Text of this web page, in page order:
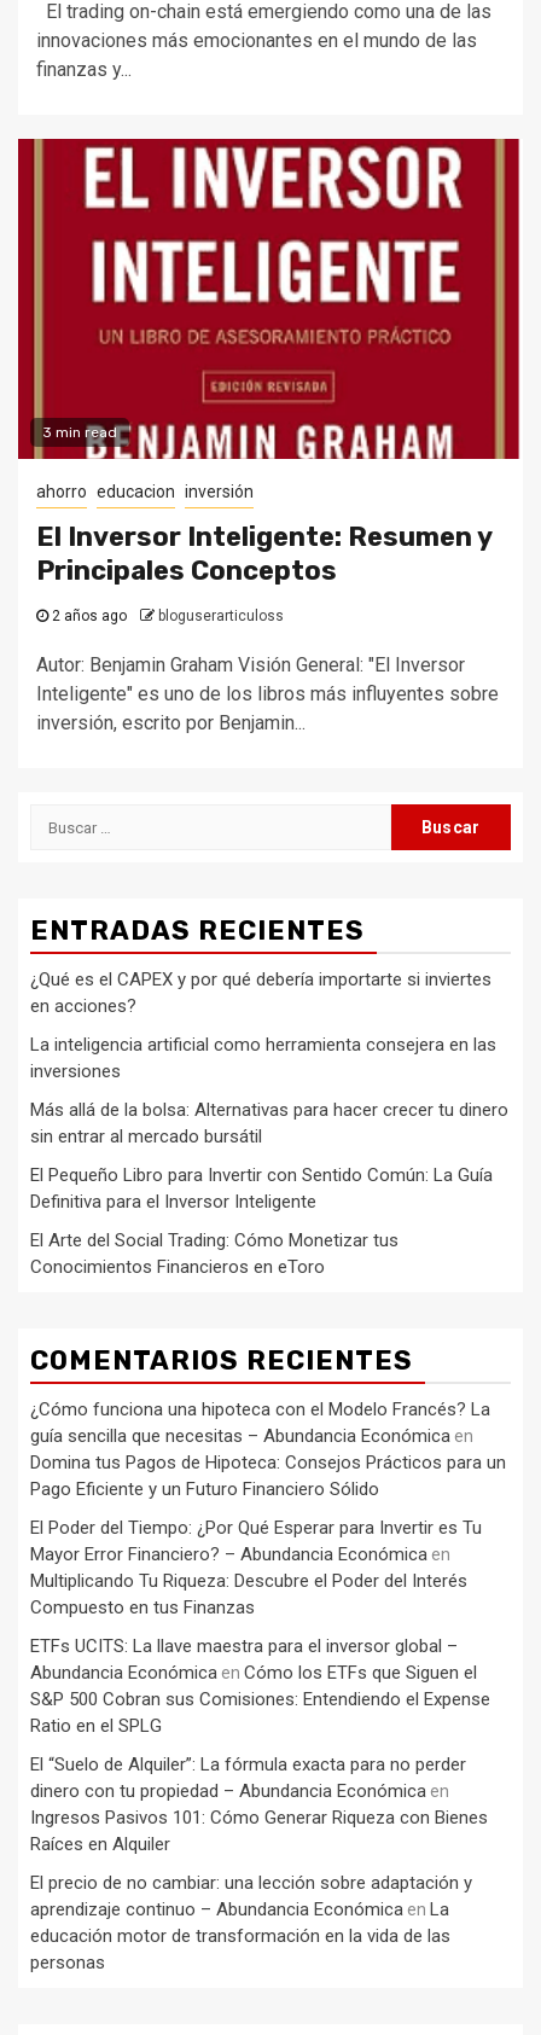
El trading on-chain está emergiendo como una de las
innovaciones más emocionantes en el mundo de las
finanzas y...
3 min read
ahorro educacion inversión
El Inversor Inteligente: Resumen y
Principales Conceptos
2 años ago bloguserarticuloss
Autor: Benjamin Graham Visión General: "El Inversor
Inteligente" es uno de los libros más influyentes sobre
inversión, escrito por Benjamin...
Buscar:
ENTRADAS RECIENTES
¿Qué es el CAPEX y por qué debería importarte si inviertes
en acciones?
La inteligencia artificial como herramienta consejera en las
inversiones
Más allá de la bolsa: Alternativas para hacer crecer tu dinero
sin entrar al mercado bursátil
El Pequeño Libro para Invertir con Sentido Común: La Guía
Definitiva para el Inversor Inteligente
El Arte del Social Trading: Cómo Monetizar tus
Conocimientos Financieros en eToro
COMENTARIOS RECIENTES
¿Cómo funciona una hipoteca con el Modelo Francés? La
guía sencilla que necesitas – Abundancia Económica en
Domina tus Pagos de Hipoteca: Consejos Prácticos para un
Pago Eficiente y un Futuro Financiero Sólido
El Poder del Tiempo: ¿Por Qué Esperar para Invertir es Tu
Mayor Error Financiero? – Abundancia Económica en
Multiplicando Tu Riqueza: Descubre el Poder del Interés
Compuesto en tus Finanzas
ETFs UCITS: La llave maestra para el inversor global –
Abundancia Económica en Cómo los ETFs que Siguen el
S&P 500 Cobran sus Comisiones: Entendiendo el Expense
Ratio en el SPLG
El “Suelo de Alquiler”: La fórmula exacta para no perder
dinero con tu propiedad – Abundancia Económica en
Ingresos Pasivos 101: Cómo Generar Riqueza con Bienes
Raíces en Alquiler
El precio de no cambiar: una lección sobre adaptación y
aprendizaje continuo – Abundancia Económica en La
educación motor de transformación en la vida de las
personas